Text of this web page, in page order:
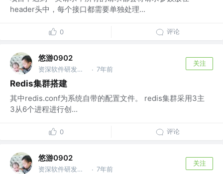
header头中，每个接口都需要单独处理...
0 评论
悠游0902
资深软件研发工程师 @xiyin · 7年前
关注
Redis集群搭建
其中redis.conf为系统自带的配置文件。 redis集群采用3主
3从6个进程进行创...
0 评论
悠游0902
资深软件研发工程师 @xiyin · 7年前
关注